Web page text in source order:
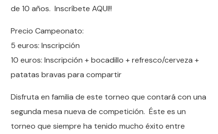
de 10 años. Inscríbete AQUI!!
Precio Campeonato:
5 euros: Inscripción
10 euros: Inscripción + bocadillo + refresco/cerveza +
patatas bravas para compartir
Disfruta en familia de este torneo que contará con una
segunda mesa nueva de competición. Éste es un
torneo que siempre ha tenido mucho éxito entre